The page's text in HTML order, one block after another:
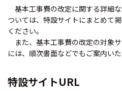
基本工事費の改定に関する詳細
ついては、特設サイトにまとめて
ください。
また、基本工事費の改定の対象
には、順次書面などでもご案内いた
特設サイトURL